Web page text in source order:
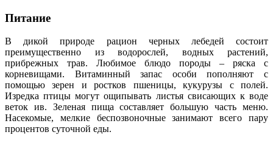
Питание
В дикой природе рацион черных лебедей состоит
преимущественно из водорослей, водных растений,
прибрежных трав. Любимое блюдо породы – ряска с
корневищами. Витаминный запас особи пополняют с
помощью зерен и ростков пшеницы, кукурузы с полей.
Изредка птицы могут ощипывать листья свисающих к воде
веток ив. Зеленая пища составляет большую часть меню.
Насекомые, мелкие беспозвоночные занимают всего пару
процентов суточной еды.